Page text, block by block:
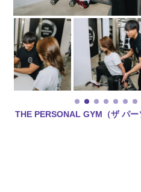
THE PERSONAL GYM（ザ パ